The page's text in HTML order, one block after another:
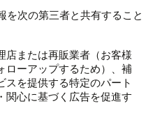
を次の第三者と共有すること
店または再販業者（お客様
ローアップするため）、補
スを提供する特定のパート
関心に基づく広告を促進す